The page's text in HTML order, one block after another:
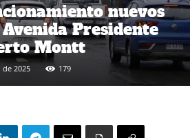
nuevos
Presidente
Montt
de 2025 179